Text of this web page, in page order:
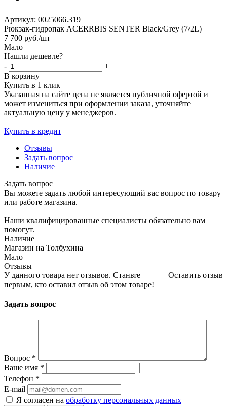
Артикул: 0025066.319
Рюкзак-гидропак ACERRBIS SENTER Black/Grey (7/2L)
7 700 руб./шт
Мало
Нашли дешевле?
-
+
В корзину
Купить в 1 клик
Указанная на сайте цена не является публичной офертой и
может измениться при оформлении заказа, уточняйте
актуальную цену у менеджеров.
Купить в кредит
Отзывы
Задать вопрос
Наличие
Задать вопрос
Вы можете задать любой интересующий вас вопрос по товару
или работе магазина.
Наши квалифицированные специалисты обязательно вам
помогут.
Наличие
Магазин на Толбухина
Мало
Отзывы
Оставить отзыв
У данного товара нет отзывов. Станьте
первым, кто оставил отзыв об этом товаре!
Задать вопрос
Вопрос *
Ваше имя *
Телефон *
E-mail
Я согласен на обработку персональных данных